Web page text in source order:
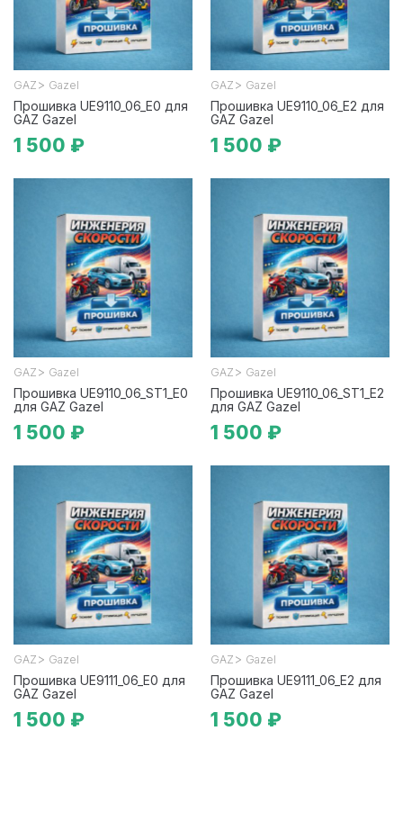
GAZ > Gazel
Прошивка UE9110_06_E0 для
GAZ Gazel
1 500 ₽
GAZ > Gazel
Прошивка UE9110_06_E2 для
GAZ Gazel
1 500 ₽
GAZ > Gazel
Прошивка UE9110_06_ST1_E0
для GAZ Gazel
1 500 ₽
GAZ > Gazel
Прошивка UE9110_06_ST1_E2
для GAZ Gazel
1 500 ₽
GAZ > Gazel
Прошивка UE9111_06_E0 для
GAZ Gazel
1 500 ₽
GAZ > Gazel
Прошивка UE9111_06_E2 для
GAZ Gazel
1 500 ₽